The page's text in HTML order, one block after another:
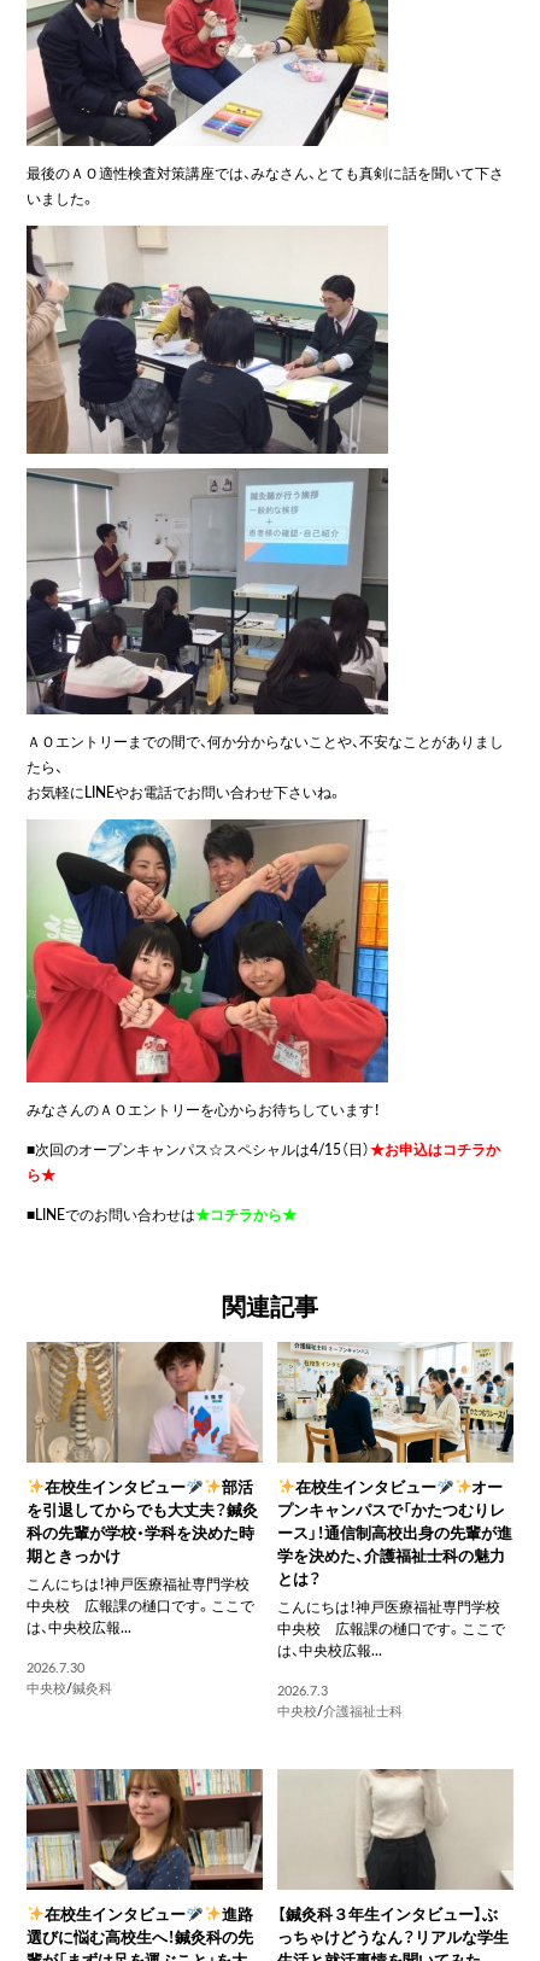
最後のＡＯ適性検査対策講座では、みなさん、とても真剣に話を聞いて下さ
いました。
ＡＯエントリーまでの間で、何か分からないことや、不安なことがありまし
たら、
お気軽にLINEやお電話でお問い合わせ下さいね。
みなさんのＡＯエントリーを心からお待ちしています！
■次回のオープンキャンパス☆スペシャルは4/15（日）★お申込はコチラか
ら★
■LINEでのお問い合わせは★コチラから★
関連記事
在校生インタビュー
部活
を引退してからでも大丈夫？鍼灸
科の先輩が学校・学科を決めた時
期ときっかけ
こんにちは！神戸医療福祉専門学校
中央校 広報課の樋口です。ここで
は、中央校広報...
2026.7.30
中央校/鍼灸科
在校生インタビュー
オー
プンキャンパスで「かたつむりレ
ース」！通信制高校出身の先輩が進
学を決めた、介護福祉士科の魅力
とは？
こんにちは！神戸医療福祉専門学校
中央校 広報課の樋口です。ここで
は、中央校広報...
2026.7.3
中央校/介護福祉士科
在校生インタビュー
進路
選びに悩む高校生へ！鍼灸科の先
【鍼灸科３年生インタビュー】ぶ
っちゃけどうなん？リアルな学生